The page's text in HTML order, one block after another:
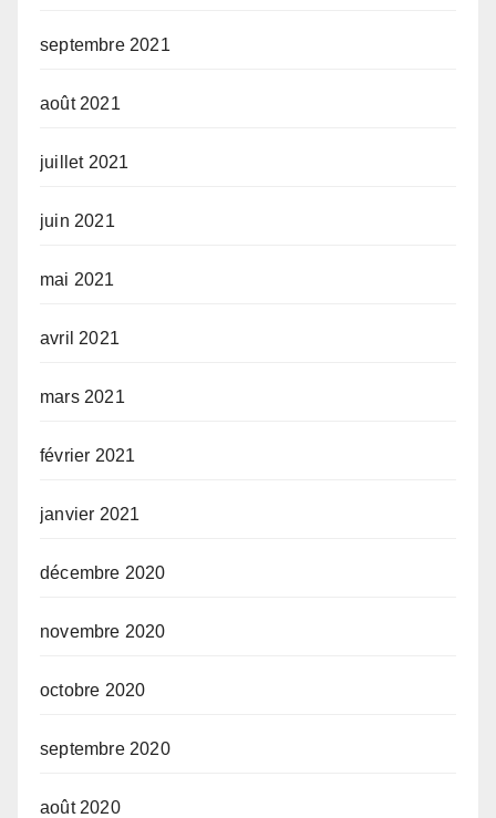
septembre 2021
août 2021
juillet 2021
juin 2021
mai 2021
avril 2021
mars 2021
février 2021
janvier 2021
décembre 2020
novembre 2020
octobre 2020
septembre 2020
août 2020